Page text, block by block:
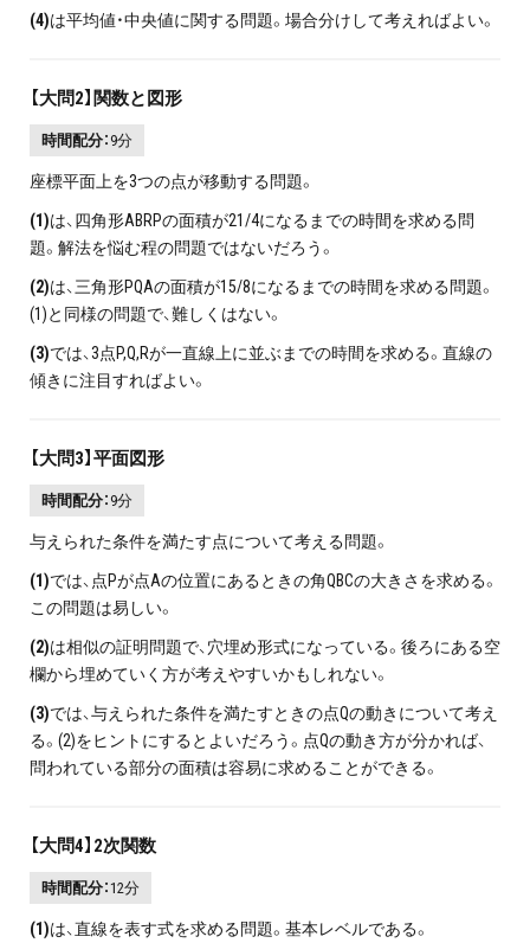
(4)は平均値・中央値に関する問題。場合分けして考えればよい。
【大問2】関数と図形
時間配分： 9分
座標平面上を3つの点が移動する問題。
(1)は、四角形ABRPの面積が21/4になるまでの時間を求める問
題。解法を悩む程の問題ではないだろう。
(2)は、三角形PQAの面積が15/8になるまでの時間を求める問題。
(1)と同様の問題で、難しくはない。
(3)では、3点P,Q,Rが一直線上に並ぶまでの時間を求める。直線の
傾きに注目すればよい。
【大問3】平面図形
時間配分： 9分
与えられた条件を満たす点について考える問題。
(1)では、点Pが点Aの位置にあるときの角QBCの大きさを求める。
この問題は易しい。
(2)は相似の証明問題で、穴埋め形式になっている。後ろにある空
欄から埋めていく方が考えやすいかもしれない。
(3)では、与えられた条件を満たすときの点Qの動きについて考え
る。(2)をヒントにするとよいだろう。点Qの動き方が分かれば、
問われている部分の面積は容易に求めることができる。
【大問4】2次関数
時間配分：12分
(1)は、直線を表す式を求める問題。基本レベルである。